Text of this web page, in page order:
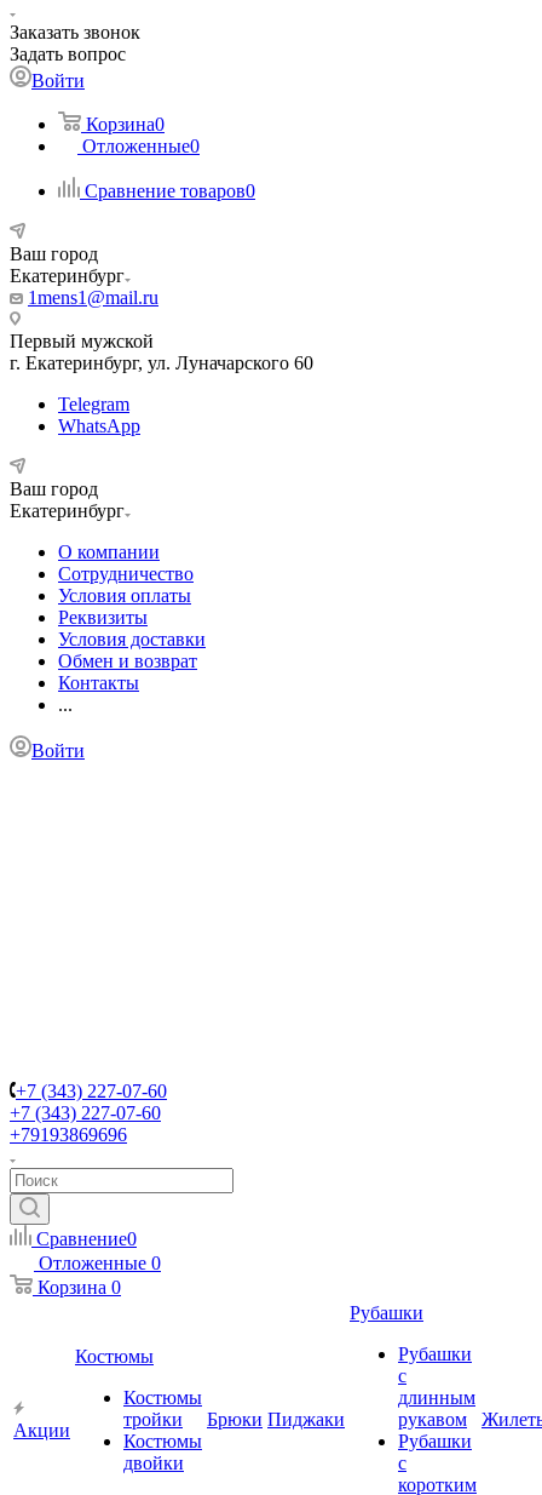
Заказать звонок
Задать вопрос
Войти
Корзина0
Отложенные0
Сравнение товаров0
Ваш город
Екатеринбург
1mens1@mail.ru
Первый мужской
г. Екатеринбург, ул. Луначарского 60
Telegram
WhatsApp
Ваш город
Екатеринбург
О компании
Сотрудничество
Условия оплаты
Реквизиты
Условия доставки
Обмен и возврат
Контакты
...
Войти
+7 (343) 227-07-60
+7 (343) 227-07-60
+79193869696
Сравнение0
Отложенные 0
Корзина 0
Акции
Костюмы
Костюмы
тройки
Костюмы
двойки
Брюки Пиджаки
Рубашки
Рубашки
с
длинным
рукавом
Рубашки
с
коротким